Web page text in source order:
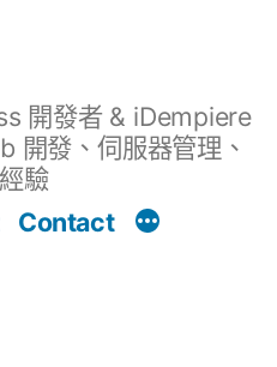
開發者 & iDempiere
開發、伺服器管理、
驗
Contact